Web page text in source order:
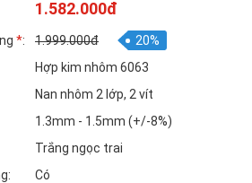
1.582.000đ
*: 1.999.000đ
20%
Hợp kim nhôm 6063
Nan nhôm 2 lớp, 2 vít
1.3mm - 1.5mm (+/-8%)
Trắng ngọc trai
Có